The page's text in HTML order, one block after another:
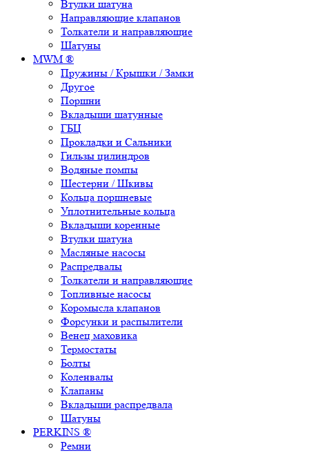
Втулки шатуна
Направляющие клапанов
Толкатели и направляющие
Шатуны
MWM ®
Пружины / Крышки / Замки
Другое
Поршни
Вкладыши шатунные
ГБЦ
Прокладки и Сальники
Гильзы цилиндров
Водяные помпы
Шестерни / Шкивы
Кольца поршневые
Уплотнительные кольца
Вкладыши коренные
Втулки шатуна
Масляные насосы
Распредвалы
Толкатели и направляющие
Топливные насосы
Коромысла клапанов
Форсунки и распылители
Венец маховика
Термостаты
Болты
Коленвалы
Клапаны
Вкладыши распредвала
Шатуны
PERKINS ®
Ремни